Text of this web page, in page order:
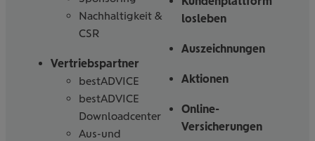
Nachhaltigkeit &
CSR
Vertriebspartner
bestADVICE
bestADVICE
Downloadcenter
Aus-und
losleben
Auszeichnungen
Aktionen
Online-
Versicherungen